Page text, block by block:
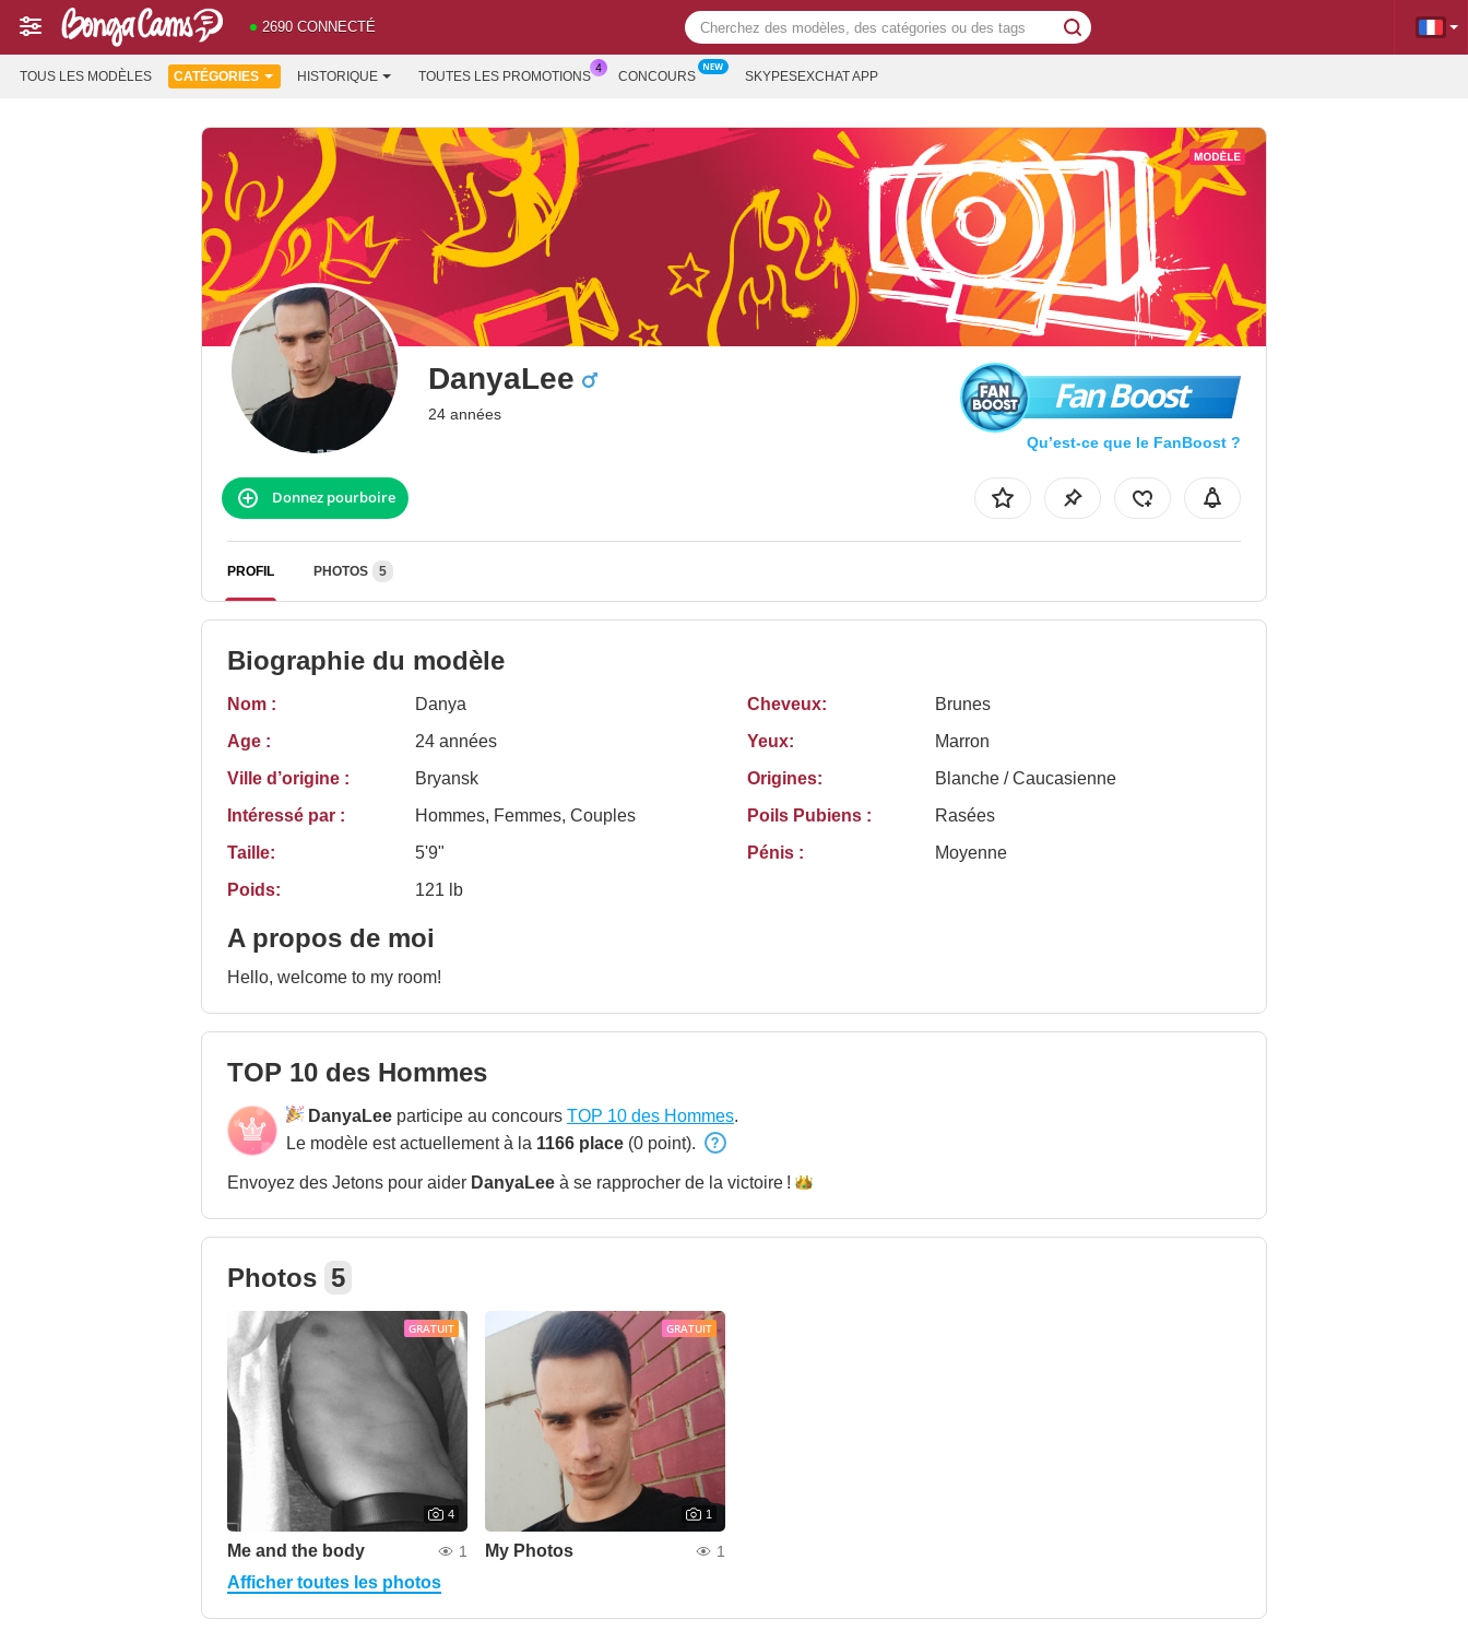
2690 CONNECTÉ
TOUS LES MODÈLES CATÉGORIES HISTORIQUE TOUTES LES PROMOTIONS CONCOURS SKYPESEXCHAT APP
DanyaLee
24 années Fan Boost
Qu’est-ce que le FanBoost ?
Donnez pourboire
PROFIL PHOTOS 5
Biographie du modèle
Nom :
Danya
Age :
24 années
Ville d’origine :
Bryansk
Intéressé par :
Hommes, Femmes, Couples
Taille:
5'9"
Poids:
121 lb
Cheveux:
Brunes
Yeux:
Marron
Origines:
Blanche / Caucasienne
Poils Pubiens :
Rasées
Pénis :
Moyenne
A propos de moi
Hello, welcome to my room!
TOP 10 des Hommes
DanyaLee participe au concours TOP 10 des Hommes.
Le modèle est actuellement à la 1166 place (0 point).
Envoyez des Jetons pour aider DanyaLee à se rapprocher de la victoire !
Photos 5
GRATUIT
4
Me and the body 1
GRATUIT
1
My Photos 1
Afficher toutes les photos